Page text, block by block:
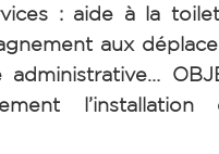
: aide à la
aux
administrative…